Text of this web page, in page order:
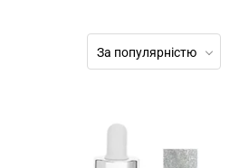
За популярністю